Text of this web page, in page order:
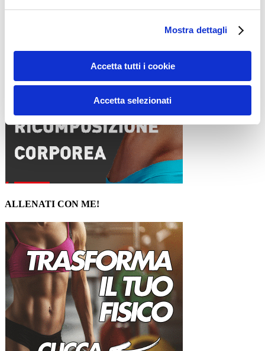
Mostra dettagli
Accetta tutti i cookie
Accetta selezionati
ALLENATI CON ME!